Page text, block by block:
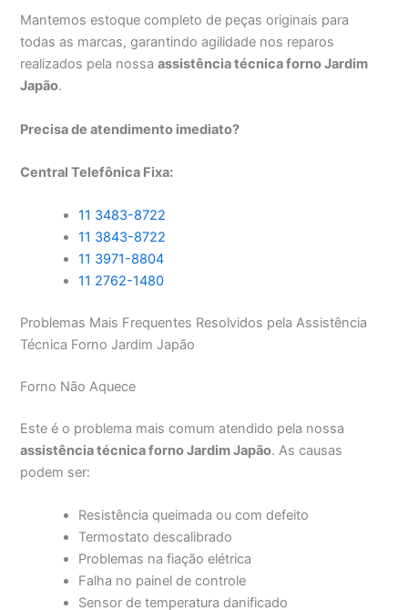
Mantemos estoque completo de peças originais para
todas as marcas, garantindo agilidade nos reparos
realizados pela nossaassistência técnica forno Jardim
Japão.
Precisa de atendimento imediato?
Central Telefônica Fixa:
11 3483-8722
11 3843-8722
11 3971-8804
11 2762-1480
Problemas Mais Frequentes Resolvidos pela Assistência
Técnica Forno Jardim Japão
Forno Não Aquece
Este é o problema mais comum atendido pela nossa
assistência técnica forno Jardim Japão. As causas
podem ser:
Resistência queimada ou com defeito
Termostato descalibrado
Problemas na fiação elétrica
Falha no painel de controle
Sensor de temperatura danificado